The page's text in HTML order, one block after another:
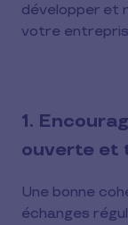
développer et
votre
1.
ouverte et
Une bonne
échanges